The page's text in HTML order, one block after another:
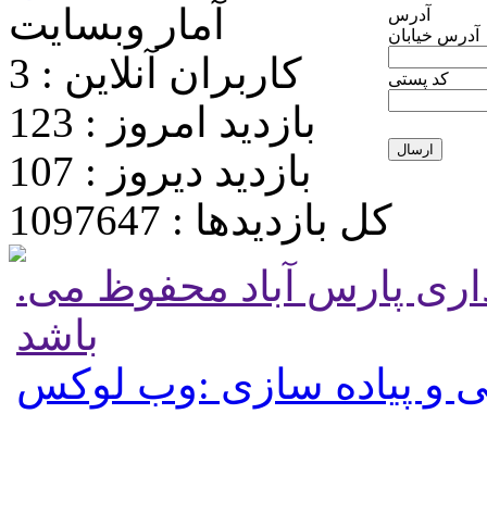
آدرس
آدرس خیابان
کد پستی
آمار وبسایت
کاربران آنلاین : 3
بازدید امروز : 123
بازدید دیروز : 107
کل بازدیدها : 1097647
.تمامی حقوق برای پایگاه شهرداری پارس آباد محفوظ می
باشد
و پیاده سازی :وب لوکس